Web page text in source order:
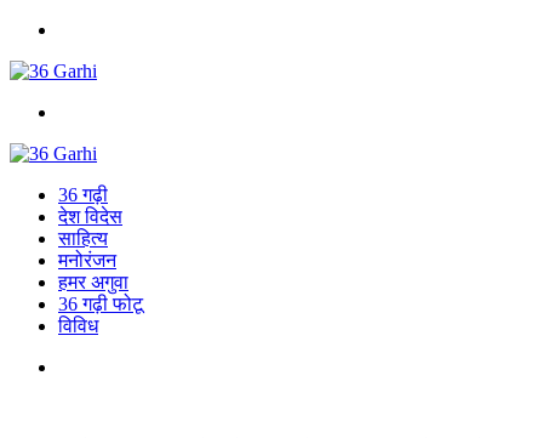
36 गढ़ी
देश विदेस
साहित्य
मनोरंजन
हमर अगुवा
36 गढ़ी फोटू
विविध